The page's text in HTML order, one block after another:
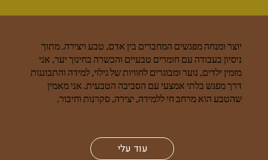
יוצר ומנחה מפגשים המחברים בין אדם, טבע ויצירה. מתוך
ניסיון בעבודה עם חומרים טבעיים והכשרה בחינוך יער, אני
מזמין ילדים, נוער ומבוגרים לחוויות של גילוי, למידה והתבוננות
דרך מפגש בלתי אמצעי עם הסביבה הטבעית. אני מאמין
שהטבע הוא מרחב חי ללמידה, יצירה, סקרנות וחיבור.
עוד עלי